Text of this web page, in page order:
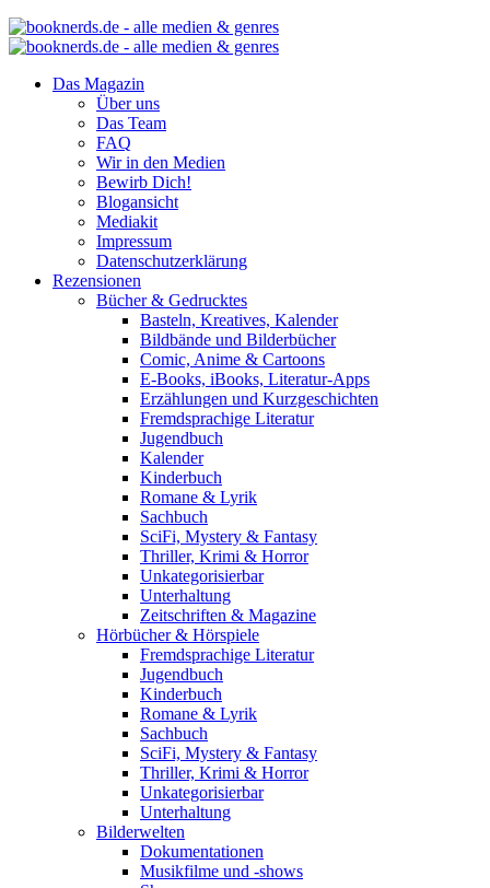
Das Magazin
Über uns
Das Team
FAQ
Wir in den Medien
Bewirb Dich!
Blogansicht
Mediakit
Impressum
Datenschutzerklärung
Rezensionen
Bücher & Gedrucktes
Basteln, Kreatives, Kalender
Bildbände und Bilderbücher
Comic, Anime & Cartoons
E-Books, iBooks, Literatur-Apps
Erzählungen und Kurzgeschichten
Fremdsprachige Literatur
Jugendbuch
Kalender
Kinderbuch
Romane & Lyrik
Sachbuch
SciFi, Mystery & Fantasy
Thriller, Krimi & Horror
Unkategorisierbar
Unterhaltung
Zeitschriften & Magazine
Hörbücher & Hörspiele
Fremdsprachige Literatur
Jugendbuch
Kinderbuch
Romane & Lyrik
Sachbuch
SciFi, Mystery & Fantasy
Thriller, Krimi & Horror
Unkategorisierbar
Unterhaltung
Bilderwelten
Dokumentationen
Musikfilme und -shows